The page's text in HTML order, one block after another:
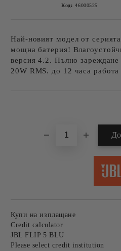
Код: 46000525
Най-новият модел от
мощна батерия!
версия 4.2. Пълно
20W RMS. до 12 часа
Купи на изплащане
Credit calculator
JBL FLIP 5 BLU
Please select credit institution